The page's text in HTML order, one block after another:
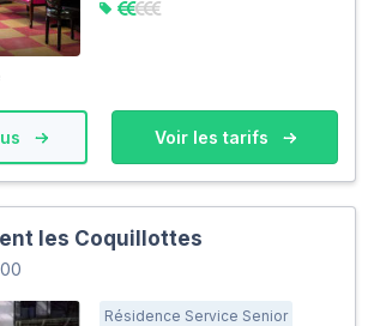
Voir les tarifs
les Coquillottes
Résidence Service Senior